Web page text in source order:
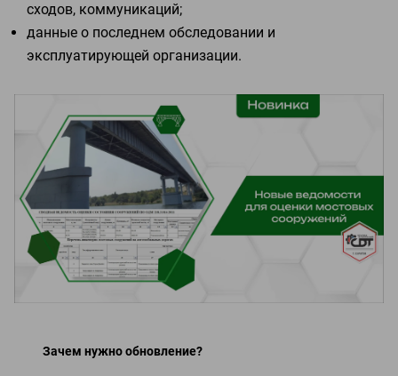
сходов, коммуникаций;
данные о последнем обследовании и
эксплуатирующей организации.
Зачем нужно обновление?